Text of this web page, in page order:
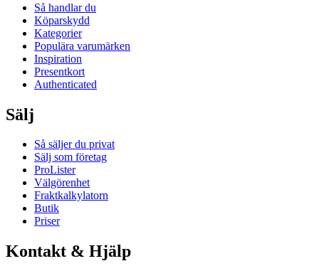
Så handlar du
Köparskydd
Kategorier
Populära varumärken
Inspiration
Presentkort
Authenticated
Sälj
Så säljer du privat
Sälj som företag
ProLister
Välgörenhet
Fraktkalkylatorn
Butik
Priser
Kontakt & Hjälp